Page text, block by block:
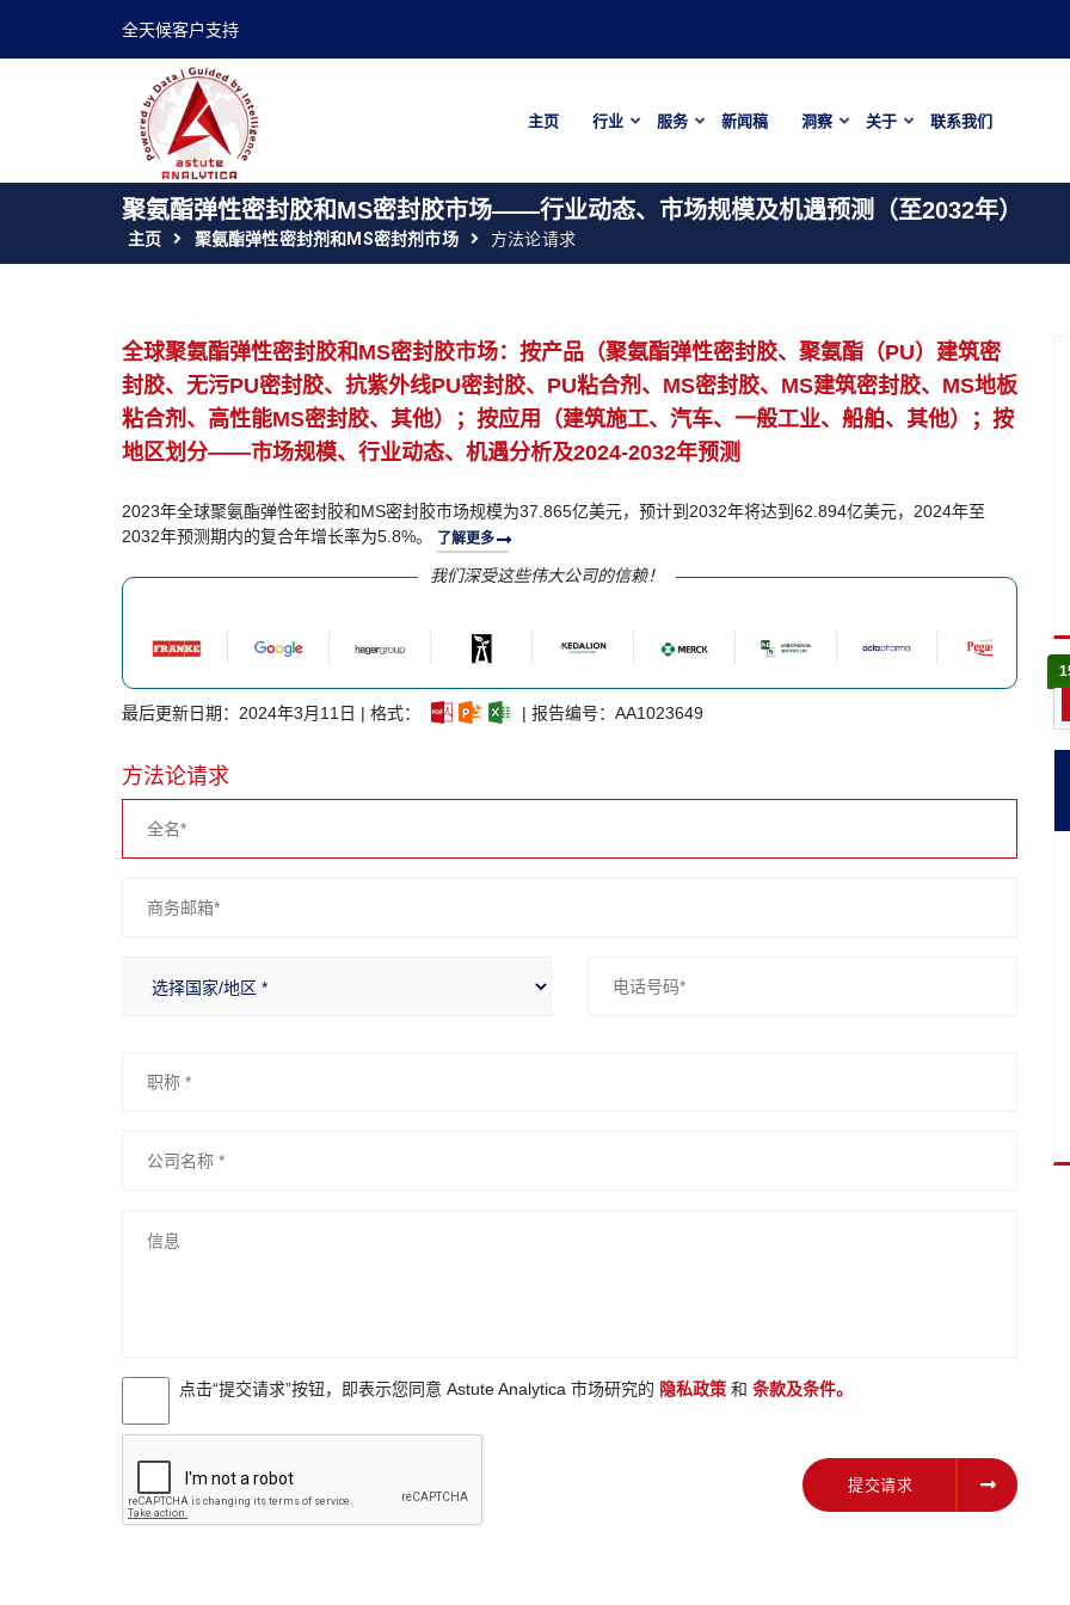
全天候客户支持
主页 行业 服务 新闻稿 洞察 关于 联系我们
聚氨酯弹性密封胶和MS密封胶市场——行业动态、市场规模及机遇预测（至2032年）
主页 聚氨酯弹性密封剂和MS密封剂市场 方法论请求
全球聚氨酯弹性密封胶和MS密封胶市场：按产品（聚氨酯弹性密封胶、聚氨酯（PU）建筑密
封胶、无污PU密封胶、抗紫外线PU密封胶、PU粘合剂、MS密封胶、MS建筑密封胶、MS地板
粘合剂、高性能MS密封胶、其他）；按应用（建筑施工、汽车、一般工业、船舶、其他）；按
地区划分——市场规模、行业动态、机遇分析及2024-2032年预测
2023年全球聚氨酯弹性密封胶和MS密封胶市场规模为37.865亿美元，预计到2032年将达到62.894亿美元，2024年至
2032年预测期内的复合年增长率为5.8%。
了解更多
我们深受这些伟大公司的信赖！
最后更新日期：2024年3月11日 | 格式： | 报告编号：AA1023649
方法论请求
点击“提交请求”按钮，即表示您同意 Astute Analytica 市场研究的 隐私政策 和 条款及条件。
提交请求